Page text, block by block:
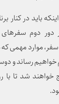
باید در کنار
دور دوم
موارد مهمی که
رساند و
خواهند شد تا